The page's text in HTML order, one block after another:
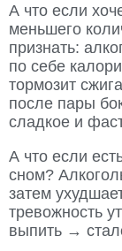
А что если
меньшего
признать:
по себе
тормозит
после пары
сладкое и
А что если
сном?
затем
тревожность
выпить →